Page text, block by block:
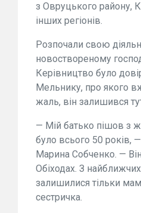
з Овруцького району,
інших регіонів.
Розпочали свою
новоствореному
Керівництво було
Мельнику, про якого
жаль, він залишився
— Мій батько пішов з
було всього 50 років,
Марина Собченко. —
Обіходах. З
залишилися тільки
сестричка.